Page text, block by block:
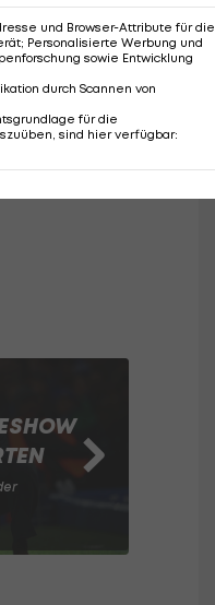
des
mit den
und Browser-Attribute für die
Personalisierte Werbung und
sowie Entwicklung
durch Scannen von
für die
sind hier verfügbar: